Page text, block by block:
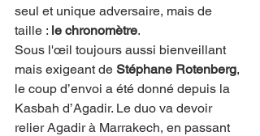
seul et unique adversaire, mais de
taille : le chronomètre.
Sous l'œil toujours aussi bienveillant
mais exigeant de Stéphane Rotenberg,
le coup d’envoi a été donné depuis la
Kasbah d’Agadir. Le duo va devoir
relier Agadir à Marrakech, en passant